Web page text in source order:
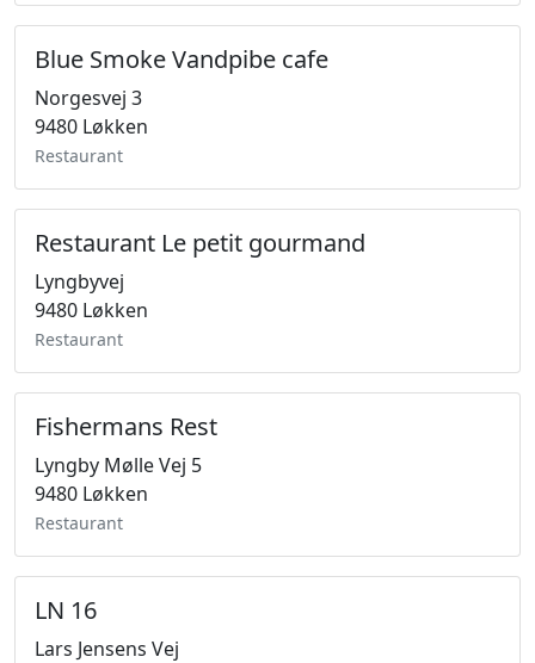
Blue Smoke Vandpibe cafe
Norgesvej 3
9480 Løkken
Restaurant
Restaurant Le petit gourmand
Lyngbyvej
9480 Løkken
Restaurant
Fishermans Rest
Lyngby Mølle Vej 5
9480 Løkken
Restaurant
LN 16
Lars Jensens Vej